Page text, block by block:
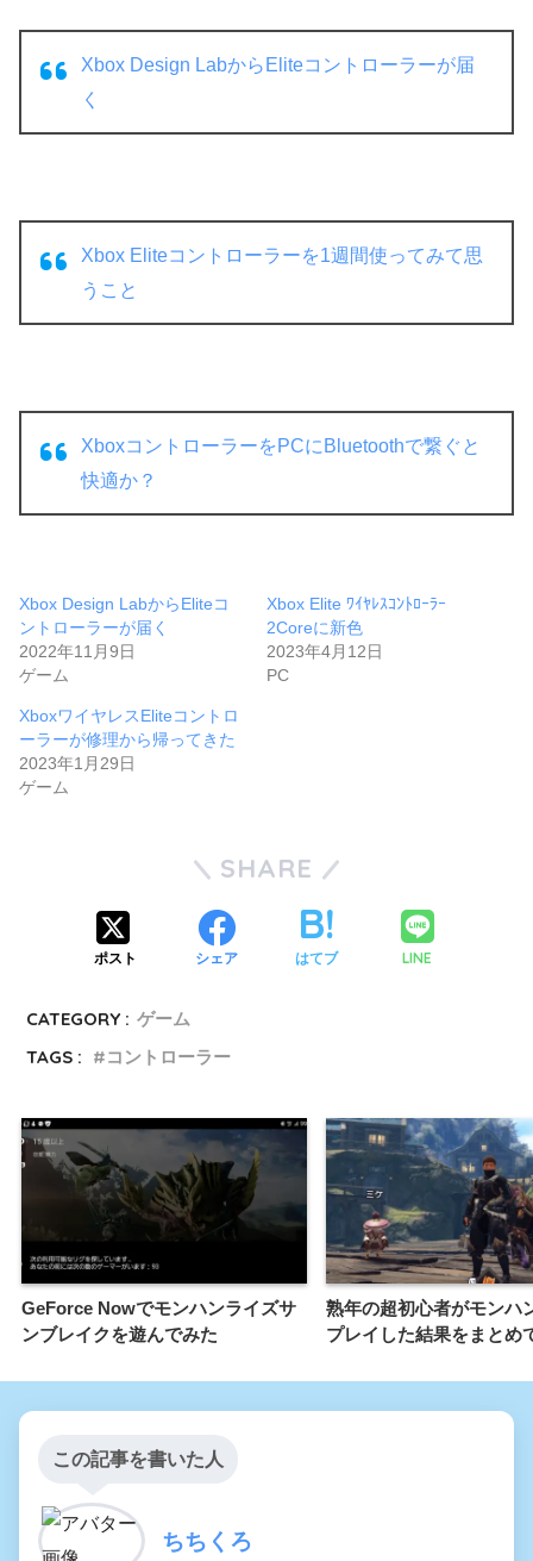
Xbox Design LabからEliteコントローラーが届
く
Xbox Eliteコントローラーを1週間使ってみて思
うこと
XboxコントローラーをPCにBluetoothで繋ぐと
快適か？
Xbox Design LabからEliteコ
ントローラーが届く
2022年11月9日
ゲーム
Xbox Elite ﾜｲﾔﾚｽｺﾝﾄﾛｰﾗｰ
2Coreに新色
2023年4月12日
PC
XboxワイヤレスEliteコントロ
ーラーが修理から帰ってきた
2023年1月29日
ゲーム
SHARE
ポスト シェア はてブ LINE
CATEGORY : ゲーム
TAGS :
コントローラー
GeForce Nowでモンハンライズサ
ンブレイクを遊んでみた
熟年の超初心者がモンハ
プレイした結果をまとめ
この記事を書いた人
ちちくろ